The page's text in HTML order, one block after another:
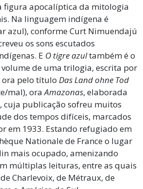
figura apocalíptica da mitologia
Na linguagem indígena é
azul), conforme Curt Nimuendajú
os sons escutados
E O tigre azultambém é o
de uma trilogia, escrita por
ora pelo título Das Land ohne Tod
mal), oraAmazonas, elaborada
cuja publicação sofreu muitos
dos tempos difíceis, marcados
em 1933. Estando refugiado em
Nationale de France o lugar
mais ocupado, amenizando
múltiplas leituras, entre as quais
Charlevoix, de Métraux, de